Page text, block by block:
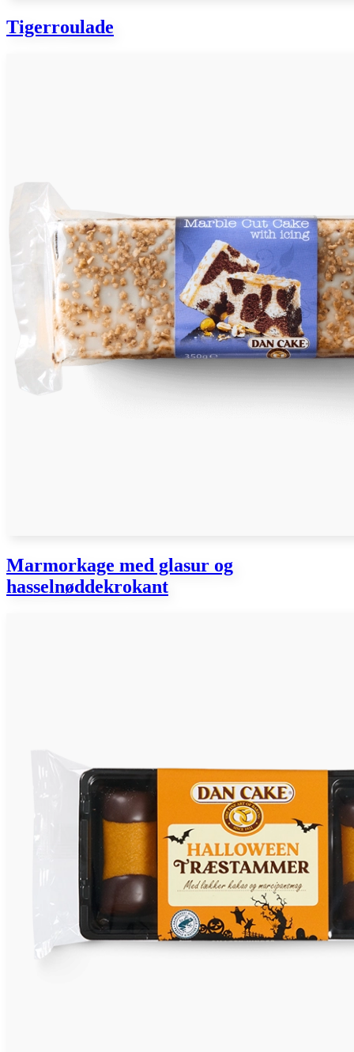
Tigerroulade
Marmorkage med glasur og
hasselnøddekrokant